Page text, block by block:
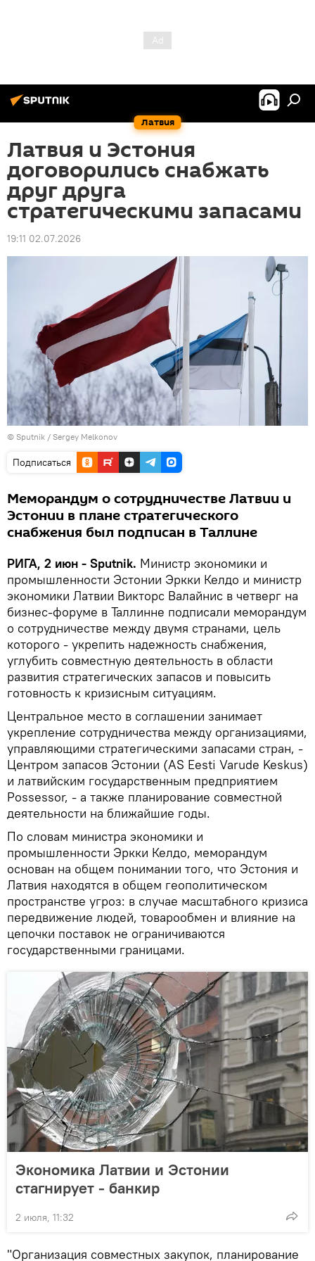
Латвия
Латвия и Эстония
договорились снабжать
друг друга
стратегическими запасами
19:11 02.07.2026
© Sputnik / Sergey Melkonov
Подписаться
Меморандум о сотрудничестве Латвии и
Эстонии в плане стратегического
снабжения был подписан в Таллине
РИГА, 2 июн - Sputnik. Министр экономики и
промышленности Эстонии Эркки Келдо и министр
экономики Латвии Викторс Валайнис в четверг на
бизнес-форуме в Таллинне подписали меморандум
о сотрудничестве между двумя странами, цель
которого - укрепить надежность снабжения,
углубить совместную деятельность в области
развития стратегических запасов и повысить
готовность к кризисным ситуациям.
Центральное место в соглашении занимает
укрепление сотрудничества между организациями,
управляющими стратегическими запасами стран, -
Центром запасов Эстонии (AS Eesti Varude Keskus)
и латвийским государственным предприятием
Possessor, - а также планирование совместной
деятельности на ближайшие годы.
По словам министра экономики и
промышленности Эркки Келдо, меморандум
основан на общем понимании того, что Эстония и
Латвия находятся в общем геополитическом
пространстве угроз: в случае масштабного кризиса
передвижение людей, товарообмен и влияние на
цепочки поставок не ограничиваются
государственными границами.
Экономика Латвии и Эстонии
стагнирует - банкир
2 июля, 11:32
"Организация совместных закупок, планирование